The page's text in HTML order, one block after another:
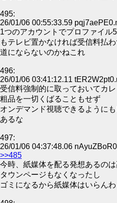
495:
26/01/06 00:55:33.59
1つのアカウントでプロファイル
もテレビ置かなければ受信料払
道にならないのかねこれ
496:
26/01/06 03:41:12.11
受信料強制的に取っておいてカ
粗品を一切くばることもせず
オンデマンド視聴できるように
あるな
497:
26/01/06 04:37:48.06
>>485
今時、紙媒体を配る発想あるの
タウンページもなくなったし
ゴミになるから紙媒体はいらんわ